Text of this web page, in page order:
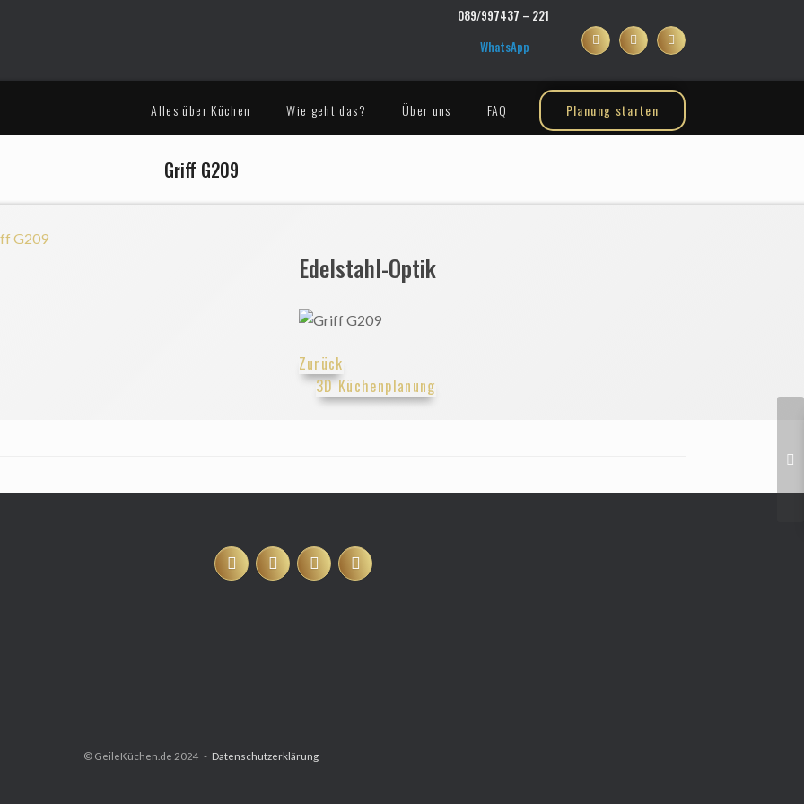
089/997437 – 221
WhatsApp
Alles über Küchen Wie geht das? Über uns FAQ Planung starten
Griff G209
Edelstahl-Optik
Zurück
3D Küchenplanung
© GeileKüchen.de 2024 Datenschutzerklärung